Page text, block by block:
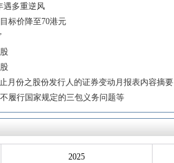
遇多重逆风
标价降至70港元
月份之股份发行人的证券变动月报表内容摘要
履行国家规定的三包义务问题等
2025